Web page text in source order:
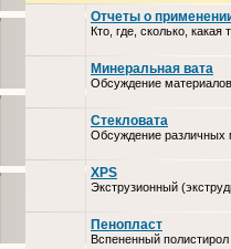
Отчеты о
Кто, где, сколько,
Минеральная вата
Обсуждение
Стекловата
Обсуждение различных
XPS
Экструзионный
Пенопласт
Вспененный полистирол